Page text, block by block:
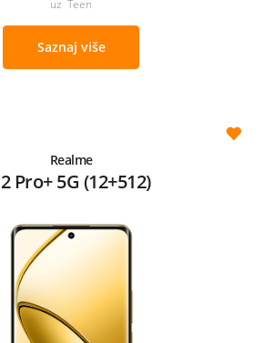
uz Teen
Saznaj više
Realme
Pro+ 5G (12+512)